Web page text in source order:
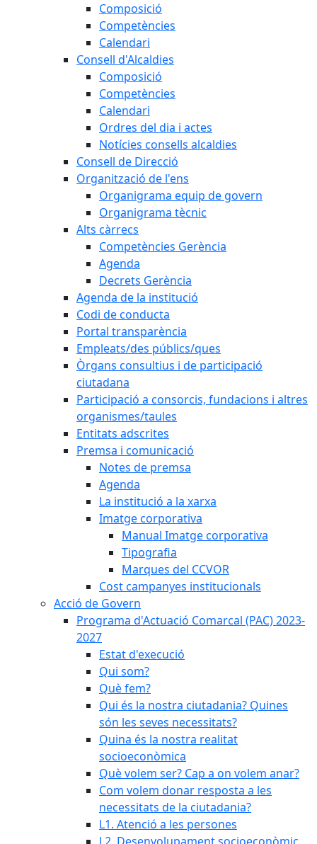
Composició
Competències
Calendari
Consell d'Alcaldies
Composició
Competències
Calendari
Ordres del dia i actes
Notícies consells alcaldies
Consell de Direcció
Organització de l'ens
Organigrama equip de govern
Organigrama tècnic
Alts càrrecs
Competències Gerència
Agenda
Decrets Gerència
Agenda de la institució
Codi de conducta
Portal transparència
Empleats/des públics/ques
Òrgans consultius i de participació
ciutadana
Participació a consorcis, fundacions i altres
organismes/taules
Entitats adscrites
Premsa i comunicació
Notes de premsa
Agenda
La institució a la xarxa
Imatge corporativa
Manual Imatge corporativa
Tipografia
Marques del CCVOR
Cost campanyes institucionals
Acció de Govern
Programa d'Actuació Comarcal (PAC) 2023-
2027
Estat d'execució
Qui som?
Què fem?
Qui és la nostra ciutadania? Quines
són les seves necessitats?
Quina és la nostra realitat
socioeconòmica
Què volem ser? Cap a on volem anar?
Com volem donar resposta a les
necessitats de la ciutadania?
L1. Atenció a les persones